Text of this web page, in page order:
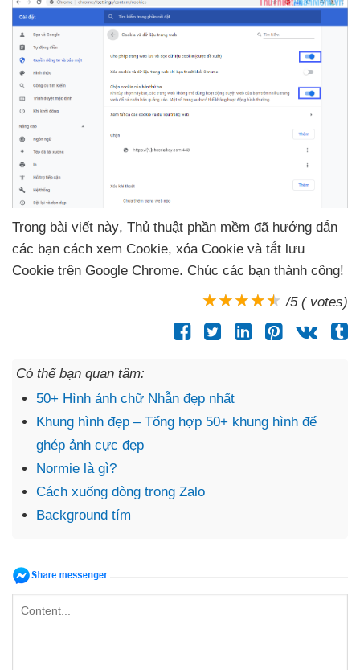
Trong bài viết này, Thủ thuật phần mềm đã hướng dẫn
các bạn cách xem Cookie, xóa Cookie và tắt lưu
Cookie trên Google Chrome. Chúc các bạn thành công!
/5 ( votes)
Có thể bạn quan tâm:
50+ Hình ảnh chữ Nhẫn đẹp nhất
Khung hình đẹp – Tổng hợp 50+ khung hình để
ghép ảnh cực đẹp
Normie là gì?
Cách xuống dòng trong Zalo
Background tím